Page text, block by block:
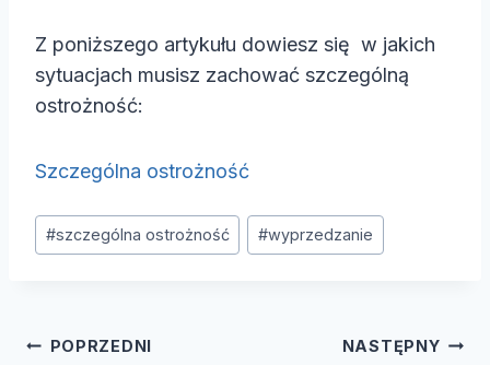
Z poniższego artykułu dowiesz się w jakich
sytuacjach musisz zachować szczególną
ostrożność:
Szczególna ostrożność
Tagi
wpisu:
#szczególna ostrożność #wyprzedzanie
Nawigacja
POPRZEDNI NASTĘPNY